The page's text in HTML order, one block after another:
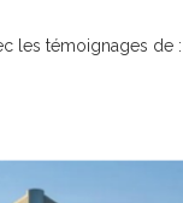
les témoignages de :